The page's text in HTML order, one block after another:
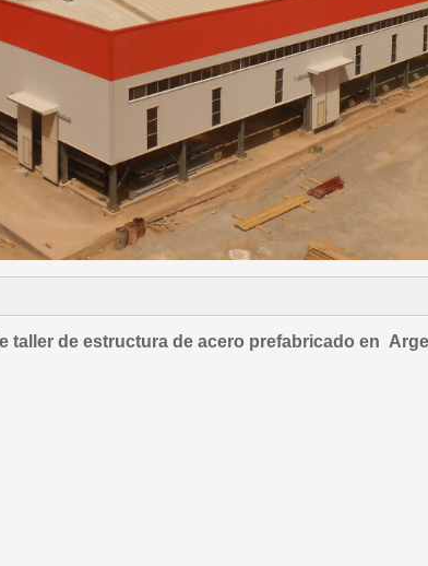
taller de estructura de acero prefabricado en